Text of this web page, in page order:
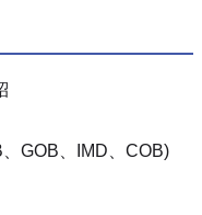
GOB、IMD、COB)